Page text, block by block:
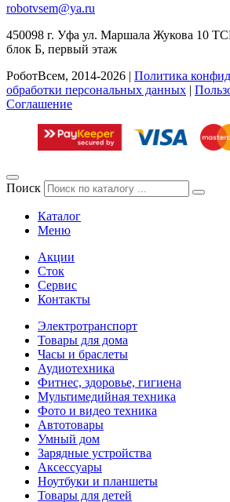
robotvsem@ya.ru
450098 г. Уфа ул. Маршала Жукова 10
блок Б, первый этаж
РоботВсем, 2014-2026 | Политика
обработки персональных данных |
Соглашение
Поиск
Каталог
Меню
Акции
Сток
Сервис
Контакты
Электротранспорт
Товары для дома
Часы и браслеты
Аудиотехника
Фитнес, здоровье, гигиена
Мультимедийная техника
Фото и видео техника
Автотовары
Умный дом
Зарядные устройства
Аксессуары
Ноутбуки и планшеты
Товары для детей